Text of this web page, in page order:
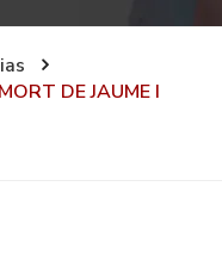
DE JAUME I